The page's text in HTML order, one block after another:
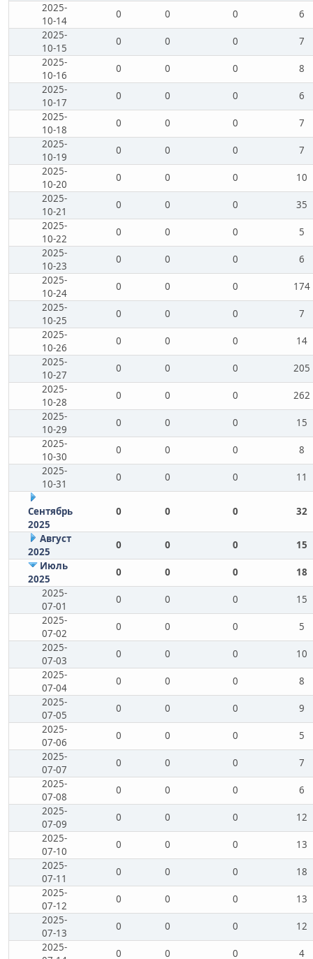
2025-
10-14
0 0 0
6
2025-
10-15
0 0 0
7
2025-
10-16
0 0 0
8
2025-
10-17
0 0 0
6
2025-
10-18
0 0 0
7
2025-
10-19
0 0 0
7
2025-
10-20
0 0 0
10
2025-
10-21
0 0 0
35
2025-
10-22
0 0 0
5
2025-
10-23
0 0 0
6
2025-
10-24
0 0 0
174
2025-
10-25
0 0 0
7
2025-
10-26
0 0 0
14
2025-
10-27
0 0 0
205
2025-
10-28
0 0 0
262
2025-
10-29
0 0 0
15
2025-
10-30
0 0 0
8
2025-
10-31
0 0 0 11
Сентябрь
2025
0 0 0 32
Август
2025
0 0 0
15
Июль
2025
0 0 0
18
2025-
07-01
0 0 0
15
2025-
07-02
0 0 0
5
2025-
07-03
0 0 0
10
2025-
07-04
0 0 0
8
2025-
07-05
0 0 0
9
2025-
07-06
0 0 0
5
2025-
07-07
0 0 0
7
2025-
07-08
0 0 0
6
2025-
07-09
0 0 0
12
2025-
07-10
0 0 0
13
2025-
07-11
0 0 0
18
2025-
07-12
0 0 0
13
2025-
07-13
0 0 0
12
2025-
0 0 0
4